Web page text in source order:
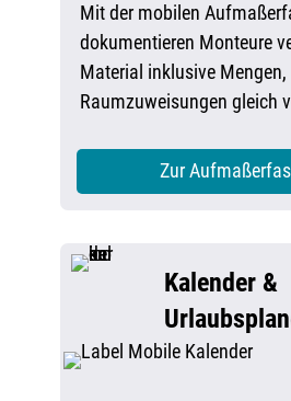
Mit der mobilen
dokumentieren Monteure
Material inklusive Mengen,
Raumzuweisungen gleich
Zur
Kalender &